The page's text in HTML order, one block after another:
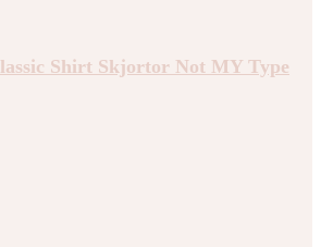
Shirt Skjortor Not MY Type